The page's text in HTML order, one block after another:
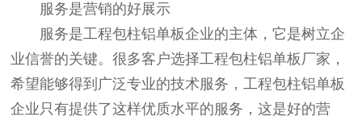
服务是营销的好展示
服务是工程包柱铝单板企业的主体，它是树立企
业信誉的关键。很多客户选择工程包柱铝单板厂家，
希望能够得到广泛专业的技术服务，工程包柱铝单板
企业只有提供了这样优质水平的服务，这是好的营